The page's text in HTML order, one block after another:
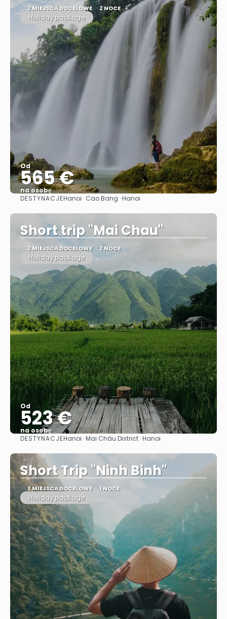
2 MIEJSCA DOCELOWE 2 NOCE
Holiday package
Od
565 €
na osobę
Zobacz
DESTYNACJEHanoi · Cao Bang · Hanoi
Short trip "Mai Chau"
2 MIEJSCA DOCELOWE 2 NOCE
Holiday package
Od
523 €
na osobę
Zobacz
DESTYNACJEHanoi · Mai Châu District · Hanoi
Short Trip "Ninh Binh"
2 MIEJSCA DOCELOWE 1 NOCE
Holiday package